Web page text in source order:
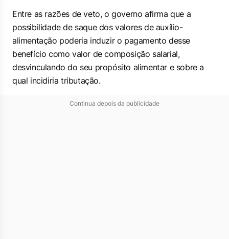
Entre as razões de veto, o governo afirma que a
possibilidade de saque dos valores de auxílio-
alimentação poderia induzir o pagamento desse
benefício como valor de composição salarial,
desvinculando do seu propósito alimentar e sobre a
qual incidiria tributação.
Continua depois da publicidade